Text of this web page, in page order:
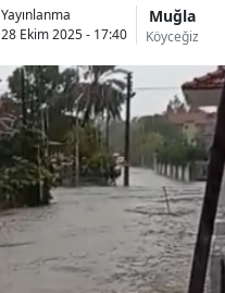
Yayınlanma
28 Ekim 2025 - 17:40
Muğla
Köyceğiz